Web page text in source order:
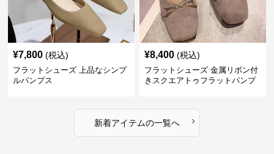
¥7,800 (税込)
フラットシューズ 上品なシンプ
ルパンプス
¥8,400 (税込)
フラットシューズ 金属リボン付
きスクエアトゥフラットパンプ
新着アイテムの一覧へ ›